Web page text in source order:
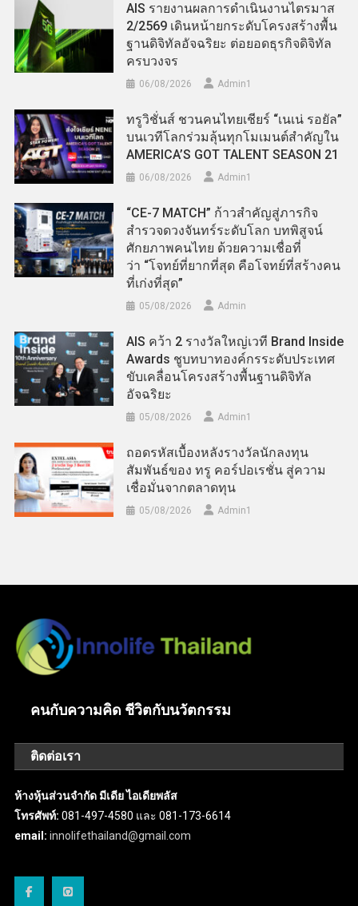
AIS รายงานผลการดำเนินงานไตรมาส
2/2569 เดินหน้ายกระดับโครงสร้างพื้น
ฐานดิจิทัลอัจฉริยะ ต่อยอดธุรกิจดิจิทัล
ครบวงจร
06/08/2026 Admin​1
ทรูวิชั่นส์ ชวนคนไทยเชียร์ “เนเน่ รอยัล”
บนเวทีโลกร่วมลุ้นทุกโมเมนต์สำคัญใน
AMERICA’S GOT TALENT SEASON 21
06/08/2026 Admin​1
“CE-7 MATCH” ก้าวสำคัญสู่ภารกิจ
สำรวจดวงจันทร์ระดับโลก บทพิสูจน์
ศักยภาพคนไทย ด้วยความเชื่อที่
ว่า “โจทย์ที่ยากที่สุด คือโจทย์ที่สร้างคน
ที่เก่งที่สุด”
05/08/2026 Admin
AIS คว้า 2 รางวัลใหญ่เวที Brand Inside
Awards ชูบทบาทองค์กรระดับประเทศ
ขับเคลื่อนโครงสร้างพื้นฐานดิจิทัล
อัจฉริยะ
05/08/2026 Admin​1
ถอดรหัสเบื้องหลังรางวัลนักลงทุน
สัมพันธ์ของ ทรู คอร์ปอเรชั่น สู่ความ
เชื่อมั่นจากตลาดทุน
05/08/2026 Admin​1
คนกับความคิด ชีวิตกับนวัตกรรม
ติดต่อเรา
ห้างหุ้นส่วนจำกัด มีเดีย ไอเดียพลัส
โทรศัพท์: 081-497-4580 และ 081-173-6614
email: innolifethailand@gmail.com